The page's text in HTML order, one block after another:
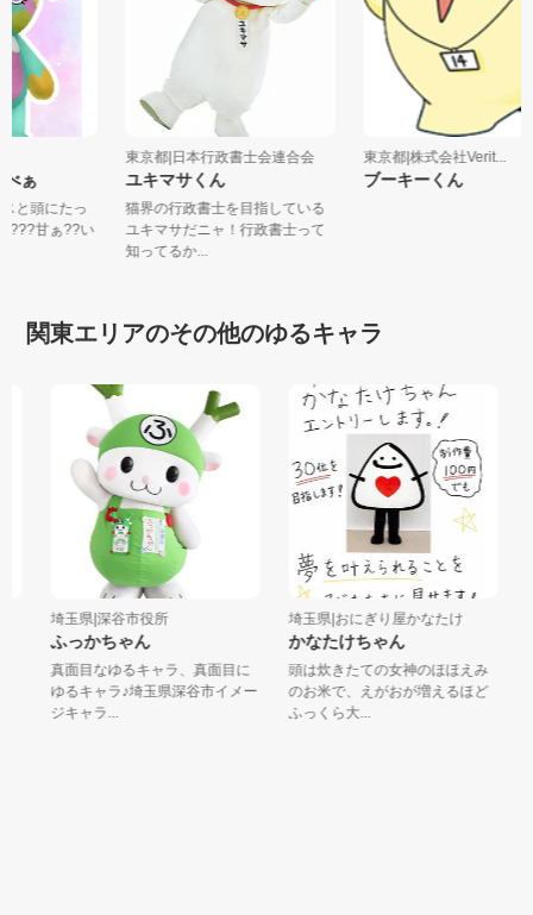
べぁ
スと頭にたっ
????甘ぁ??い
東京都|日本行政書士会連合会
ユキマサくん
猫界の行政書士を目指している
ユキマサだニャ！行政書士って
知ってるか...
東京都|株式会社Verit...
ブーキーくん
関東エリアのその他のゆるキャラ
埼玉県|深谷市役所
ふっかちゃん
真面目なゆるキャラ、真面目に
ゆるキャラ♪埼玉県深谷市イメー
ジキャラ...
埼玉県|おにぎり屋かなたけ
かなたけちゃん
頭は炊きたての女神のほほえみ
のお米で、えがおが増えるほど
ふっくら大...